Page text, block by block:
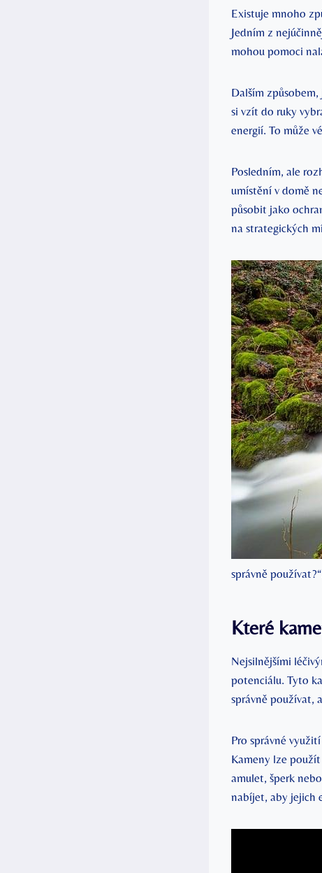
Existuje mnoho
Jedním z
mohou pomoci
Dalším
si vzít do ruky
energií. To může
Posledním, ale
umístění v domě
působit jako
na strategických
správně
Které
Nejsilnějšími
potenciálu. Tyto
správně používat,
Pro správné
Kameny lze
amulet, šperk
nabíjet, aby jejich